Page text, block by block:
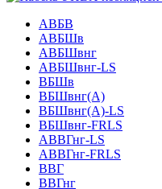
АВБВ
АВБШв
АВБШвнг
АВБШвнг-LS
ВБШв
ВБШвнг(A)
ВБШвнг(А)-LS
ВБШвнг-FRLS
АВВГнг-LS
АВВГнг-FRLS
ВВГ
ВВГнг